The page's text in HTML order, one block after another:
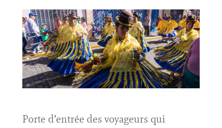
Porte d’entrée des voyageurs qui